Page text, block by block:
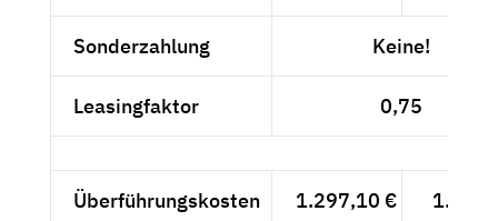
Sonderzahlung Keine!
Leasingfaktor 0,75
Überführungskosten 1.297,10 €